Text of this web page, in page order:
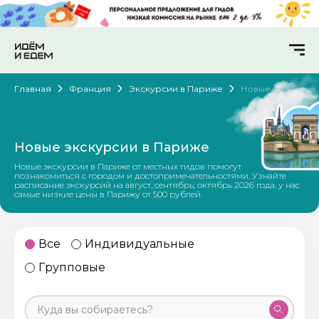
Главная Франция Экскурсии в Париже Новые
Новые экскурсии в Париже
Новые экскурсии в Париже от местных гидов помогут
познакомиться с городом и достопримечательностями. Узнайте
расписание экскурсий на август, сентябрь, октябрь 2026 года, у нас
самые низкие цены в Парижу от 500 рублей.
Все
Индивидуальные
Групповые